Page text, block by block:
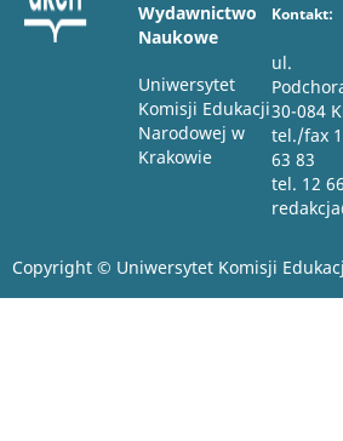
Wydawnictwo
Naukowe
Uniwersytet
Komisji Edukacji
Narodowej w
Krakowie
Kontakt:
ul.
30-084
tel./fax
63 83
tel. 12
Copyright © Uniwersytet Komisji